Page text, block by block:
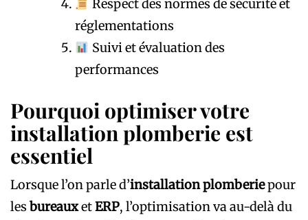
Respect des normes de sécurité et
réglementations
Suivi et évaluation des
performances
Pourquoi optimiser votre
installation plomberie est
essentiel
Lorsque l’on parle d’installation plomberiepour
les bureauxetERP, l’optimisation va au-delà du